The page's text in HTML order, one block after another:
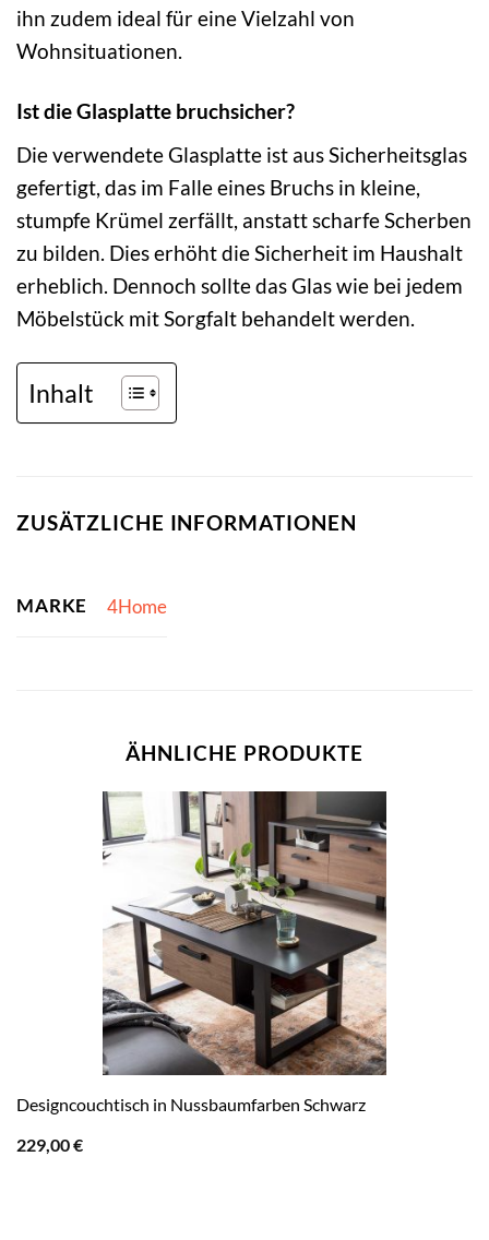
ihn zudem ideal für eine Vielzahl von
Wohnsituationen.
Ist die Glasplatte bruchsicher?
Die verwendete Glasplatte ist aus Sicherheitsglas
gefertigt, das im Falle eines Bruchs in kleine,
stumpfe Krümel zerfällt, anstatt scharfe Scherben
zu bilden. Dies erhöht die Sicherheit im Haushalt
erheblich. Dennoch sollte das Glas wie bei jedem
Möbelstück mit Sorgfalt behandelt werden.
Inhalt
ZUSÄTZLICHE INFORMATIONEN
MARKE 4Home
ÄHNLICHE PRODUKTE
Designcouchtisch in Nussbaumfarben Schwarz
229,00€